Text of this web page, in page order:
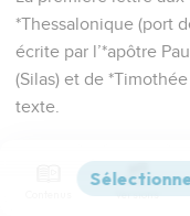
*Thessalonique (port
écrite par l’*apôtre
(Silas) et de
texte.
l’Evangile aux
Versions